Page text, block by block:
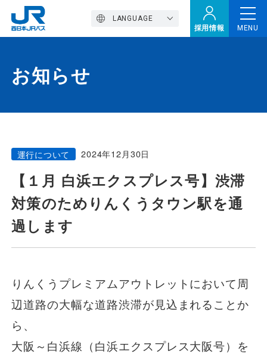
採用情報
LANGUAGE
MENU
トップページ
西バスの魅力
高速バス
定期観光バス
おトクなきっぷ特集
一般路線バス
貸切バス
お知らせ
運行について 2024年12月30日
【１月 白浜エクスプレス号】渋滞
対策のためりんくうタウン駅を通
過します
りんくうプレミアムアウトレットにおいて周
辺道路の大幅な道路渋滞が見込まれることか
ら、
大阪～白浜線（白浜エクスプレス大阪号）を